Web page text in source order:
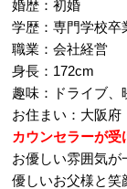
婚歴：初婚
学歴：専門学校卒
職業：会社経営
身長：172cm
趣味：ドライブ、
お住まい：大阪府
カウンセラーが受
お優しい雰囲気が
優しいお父様と笑